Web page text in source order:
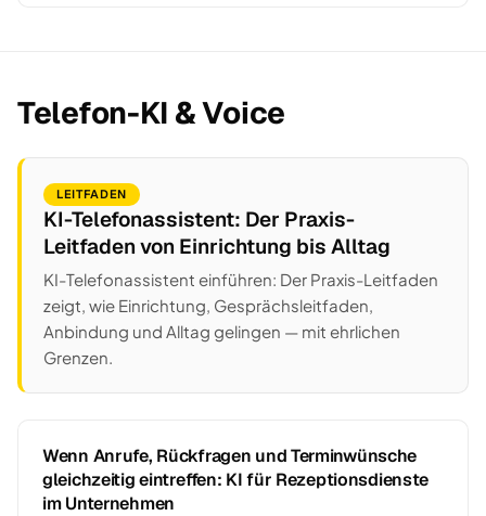
Telefon-KI & Voice
LEITFADEN
KI-Telefonassistent: Der Praxis-
Leitfaden von Einrichtung bis Alltag
KI-Telefonassistent einführen: Der Praxis-Leitfaden
zeigt, wie Einrichtung, Gesprächsleitfaden,
Anbindung und Alltag gelingen — mit ehrlichen
Grenzen.
Wenn Anrufe, Rückfragen und Terminwünsche
gleichzeitig eintreffen: KI für Rezeptionsdienste
im Unternehmen